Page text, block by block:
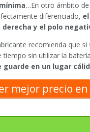
…En otro ámbito
diferenciado,
y el polo
recomienda que si
tiempo sin utilizar la
guarde en un lugar
mejor precio en